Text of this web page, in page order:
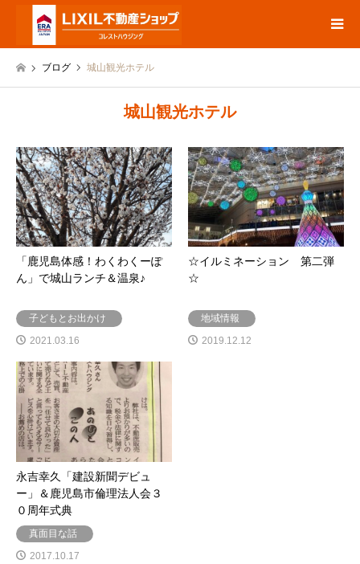
ブログ 城山観光ホテル
城山観光ホテル
「鹿児島体感！わくわくーぽ
ん」で城山ランチ＆温泉♪
子どもとお出かけ
2021.03.16
☆イルミネーション 第二弾
☆
地域情報
2019.12.12
永吉幸久「建設新聞デビュ
ー」＆鹿児島市倫理法人会３
０周年式典
真面目な話
2017.10.17